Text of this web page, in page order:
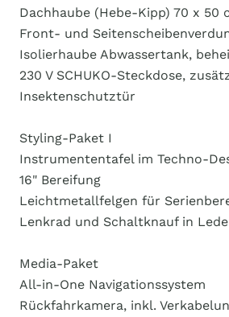
Dachhaube (Hebe-Kipp) 70 x
Front- und
Isolierhaube Abwassertank,
230 V SCHUKO-Steckdose,
Insektenschutztür
Styling-Paket I
Instrumententafel im Techno-
16" Bereifung
Leichtmetallfelgen für
Lenkrad und Schaltknauf in
Media-Paket
All-in-One Navigationssystem
Rückfahrkamera, inkl.